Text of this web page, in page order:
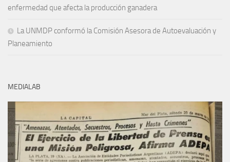
enfermedad que afecta la producción ganadera
La UNMDP conformó la Comisión Asesora de Autoevaluación y
Planeamiento
MEDIALAB